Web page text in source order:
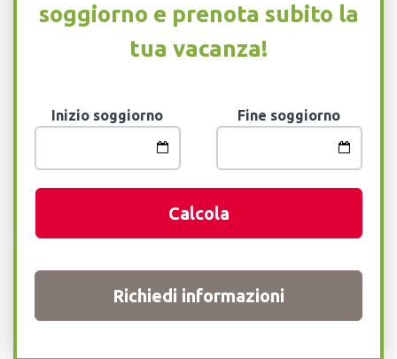
soggiorno e prenota subito la
tua vacanza!
Inizio soggiorno Fine soggiorno
Calcola
Richiedi informazioni